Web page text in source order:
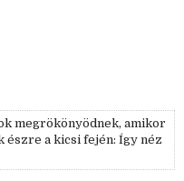
megrökönyödnek, amikor
észre a kicsi fején: Így néz